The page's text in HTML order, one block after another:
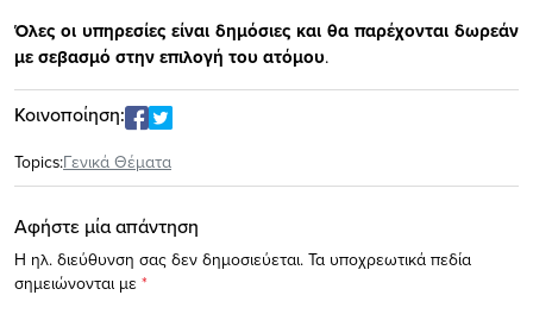
Όλες οι υπηρεσίες είναι δημόσιες και θα παρέχονται δωρεάν
με σεβασμό στην επιλογή του ατόμου.
Κοινοποίηση:
Topics:Γενικά Θέματα
Αφήστε μία απάντηση
Η ηλ. διεύθυνση σας δεν δημοσιεύεται. Τα υποχρεωτικά πεδία
σημειώνονται με *